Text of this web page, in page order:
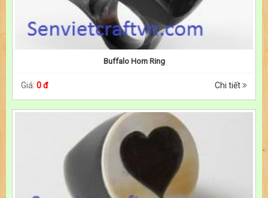
Buffalo Horn Ring
Giá: 0 đ Chi tiết